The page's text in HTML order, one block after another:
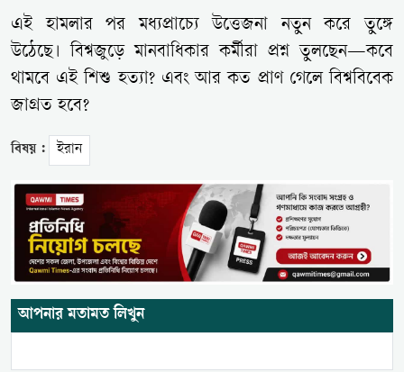
এই হামলার পর মধ্যপ্রাচ্যে উত্তেজনা নতুন করে তুঙ্গে
উঠেছে। বিশ্বজুড়ে মানবাধিকার কর্মীরা প্রশ্ন তুলছেন—কবে
থামবে এই শিশু হত্যা? এবং আর কত প্রাণ গেলে বিশ্ববিবেক
জাগ্রত হবে?
বিষয় : ইরান
আপনার মতামত লিখুন